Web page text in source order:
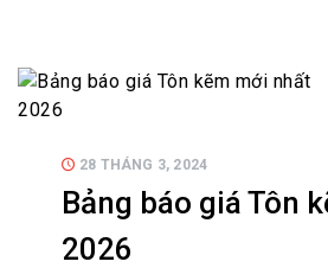
28 THÁNG 3, 2024
Bảng báo giá Tôn
2026